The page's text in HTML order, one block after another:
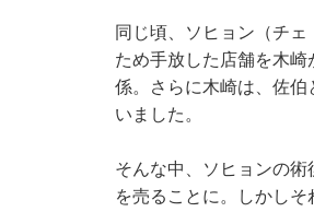
同じ頃、ソヒョン（チ
ため手放した店舗を木
係。さらに木崎は、佐
いました。
そんな中、ソヒョンの
を売ることに。しかし